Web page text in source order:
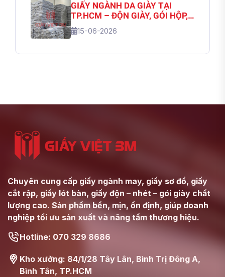
GIẤY NGÀNH DA GIÀY TẠI
TP.HCM – ĐỘN GIÀY, GÓI HỘP,
NHẬP SỐ LƯỢNG LỚN | GIẤY
VIỆT 3M
15-06-2026
Chuyên cung cấp giấy ngành may, giấy sơ đồ, giấy
cắt rập, giấy lót bàn, giấy độn – nhét – gói giày chất
lượng cao. Sản phẩm bền, mịn, ổn định, giúp doanh
nghiệp tối ưu sản xuất và nâng tầm thương hiệu.
Hotline: 070 329 8686
Kho xưởng: 84/1/28 Tây Lân, Bình Trị Đông A,
Bình Tân, TP.HCM